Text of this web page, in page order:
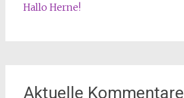
Hallo Herne!
Aktuelle Kommentare